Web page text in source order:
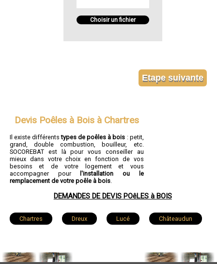
Choisir un fichier
Devis Poêles à Bois à Chartres
Il existe différentstypes de poêles à bois : petit,
grand, double combustion, bouilleur, etc.
SOCOREBAT est là pour vous conseiller au
mieux dans votre choix en fonction de vos
besoins et de votre logement et vous
accompagner pour
l'installation ou le
remplacement de votre poêle à bois.
DEMANDES DE DEVIS POêLES à BOIS
Chartres Dreux Lucé Châteaudun
Luisant Épernon Lèves Maintenon